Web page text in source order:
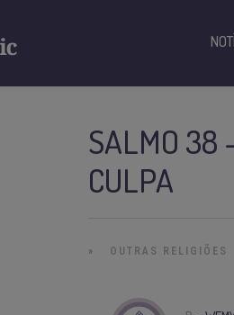
SALMO 38
CULPA
» OUTRAS RELIGIÕES